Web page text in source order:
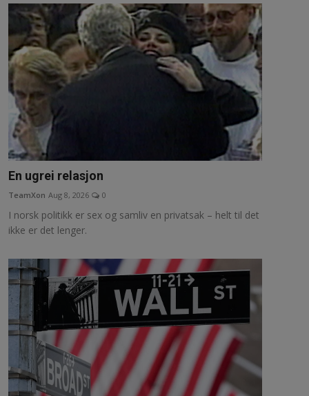
En ugrei relasjon
TeamXon Aug 8, 2026 0
I norsk politikk er sex og samliv en privatsak – helt til det
ikke er det lenger.